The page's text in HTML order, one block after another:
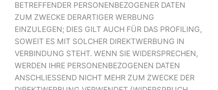
BETREFFENDER PERSONENBEZOGENER DATEN
ZUM ZWECKE DERARTIGER WERBUNG
EINZULEGEN; DIES GILT AUCH FÜR DAS PROFILING,
SOWEIT ES MIT SOLCHER DIREKTWERBUNG IN
VERBINDUNG STEHT. WENN SIE WIDERSPRECHEN,
WERDEN IHRE PERSONENBEZOGENEN DATEN
ANSCHLIESSEND NICHT MEHR ZUM ZWECKE DER